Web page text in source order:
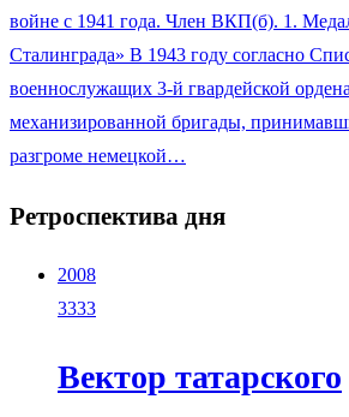
войне с 1941 года. Член ВКП(б). 1.
Сталинграда» В 1943 году согласно
военнослужащих 3-й гвардейской
механизированной бригады,
разгроме немецкой…
Ретроспектива дня
2008
3333
Вектор татарского